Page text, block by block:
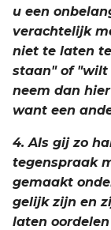
u een
verachtelijk
niet te laten
staan" of "wilt
neem dan
want een
4. Als gij zo
tegenspraak
gemaakt
gelijk zijn en
laten oordelen